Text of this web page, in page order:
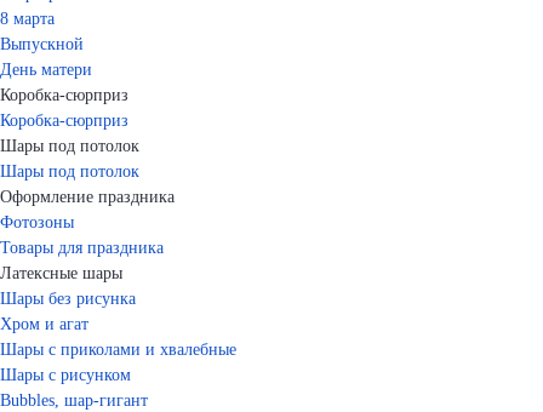
8 марта
Выпускной
День матери
Коробка-сюрприз
Коробка-сюрприз
Шары под потолок
Шары под потолок
Оформление праздника
Фотозоны
Товары для праздника
Латексные шары
Шары без рисунка
Хром и агат
Шары с приколами и хвалебные
Шары с рисунком
Bubbles, шар-гигант